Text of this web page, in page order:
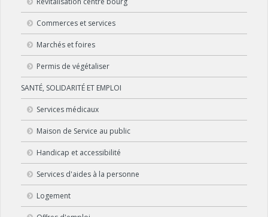
Commerces et services
Marchés et foires
Permis de végétaliser
SANTÉ, SOLIDARITÉ ET EMPLOI
Services médicaux
Maison de Service au public
Handicap et accessibilité
Services d'aides à la personne
Logement